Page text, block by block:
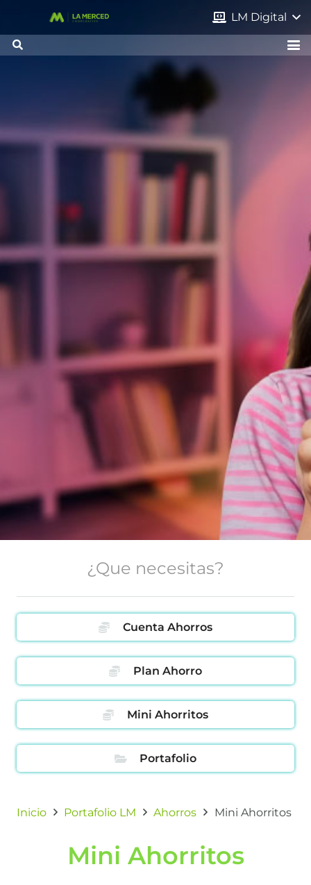
LM Digital
¿Que necesitas?
Cuenta Ahorros
Plan Ahorro
Mini Ahorritos
Portafolio
Inicio Portafolio LM Ahorros Mini Ahorritos
Mini Ahorritos